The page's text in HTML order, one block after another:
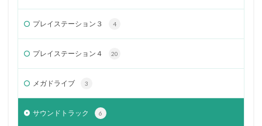
プレイステーション３ 4
プレイステーション４ 20
メガドライブ 3
サウンドトラック 6